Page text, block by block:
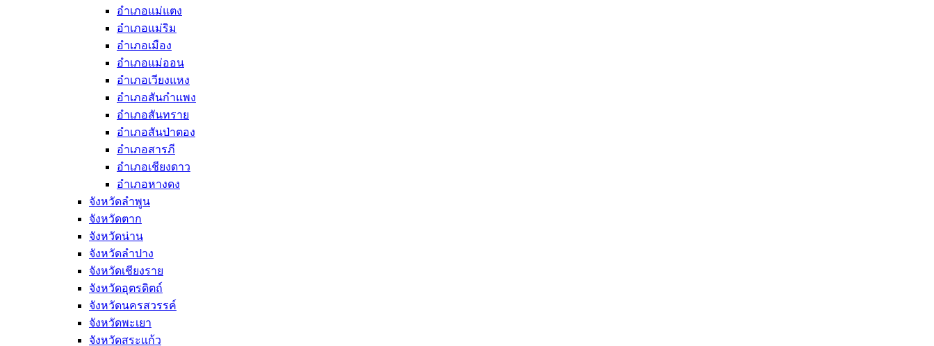
อำเภอแม่แตง
อำเภอแม่ริม
อำเภอเมือง
อำเภอแม่ออน
อำเภอเวียงแหง
อำเภอสันกำแพง
อำเภอสันทราย
อำเภอสันป่าตอง
อำเภอสารภี
อำเภอเชียงดาว
อำเภอหางดง
จังหวัดลำพูน
จังหวัดตาก
จังหวัดน่าน
จังหวัดลำปาง
จังหวัดเชียงราย
จังหวัดอุตรดิตถ์
จังหวัดนครสวรรค์
จังหวัดพะเยา
จังหวัดสระแก้ว